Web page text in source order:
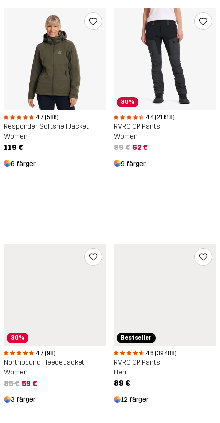
4.7 (586)
Responder Softshell Jacket
Women
119 €
6 färger
30%
4.4 (21 618)
RVRC GP Pants
Women
89 € 62 €
9 färger
30%
4.7 (98)
Northbound Fleece Jacket
Women
85 € 59 €
3 färger
Bestseller
4.6 (39 488)
RVRC GP Pants
Herr
89 €
12 färger